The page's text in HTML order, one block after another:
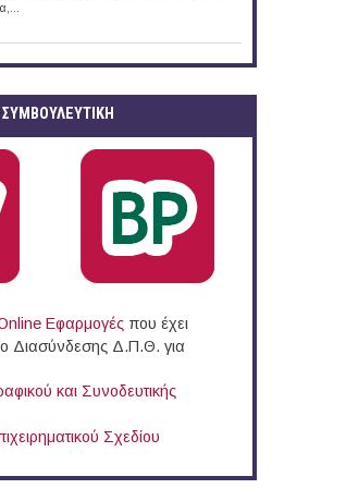
Eφαρμογές που έχει
Διασύνδεσης Δ.Π.Θ. για
και Συνοδευτικής
Σχεδίου